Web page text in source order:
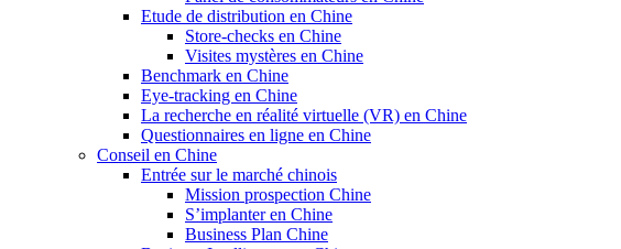
Etude de distribution en Chine
Store-checks en Chine
Visites mystères en Chine
Benchmark en Chine
Eye-tracking en Chine
La recherche en réalité virtuelle (VR) en Chine
Questionnaires en ligne en Chine
Conseil en Chine
Entrée sur le marché chinois
Mission prospection Chine
S’implanter en Chine
Business Plan Chine